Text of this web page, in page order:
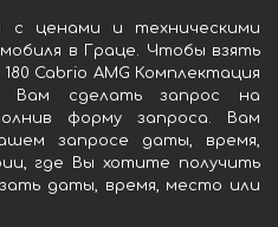
с ценами и техническими
в Граце. Чтобы взять
Cabrio AMG Комплектация
Вам сделать запрос на
форму запроса. Вам
запросе даты, время,
где Вы хотите получить
даты, время, место или